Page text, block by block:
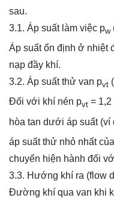
sau.
3.1. Áp suất làm việc pw
Áp suất ổn định ở nhiệt
nạp đầy khí.
3.2. Áp suất thử van pvt
Đối với khí nén pvt = 1,2
hòa tan dưới áp suất (ví
áp suất thử nhỏ nhất
chuyển hiện hành đối
3.3. Hướng khí ra (flow
Đường khí qua van khi